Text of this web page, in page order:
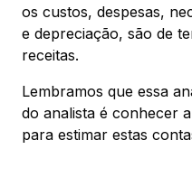
os custos, despesas,
e depreciação, são de
receitas.
Lembramos que essa
do analista é conhecer
para estimar estas